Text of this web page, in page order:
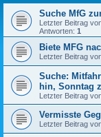
Suche MfG
Letzter Beitrag
Antworten: 1
Biete MFG
Letzter Beitrag
Suche:
hin, Sonntag
Letzter Beitrag
Vermisste
Letzter Beitrag